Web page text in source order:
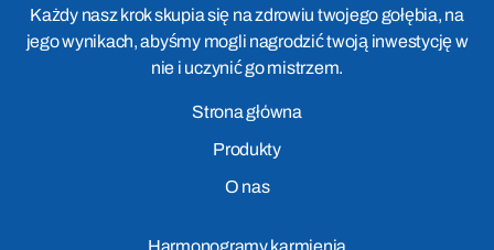
Każdy nasz krok skupia się na zdrowiu twojego gołębia, na
jego wynikach, abyśmy mogli nagrodzić twoją inwestycję w
nie i uczynić go mistrzem.
Strona główna
Produkty
O nas